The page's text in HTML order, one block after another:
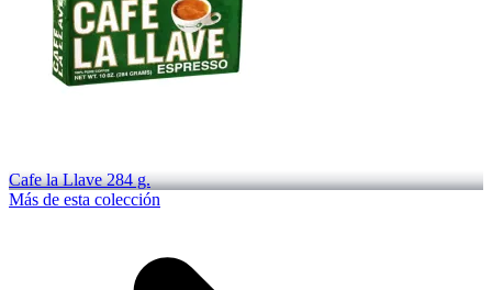
Cafe la Llave 284 g.
Más de esta colección